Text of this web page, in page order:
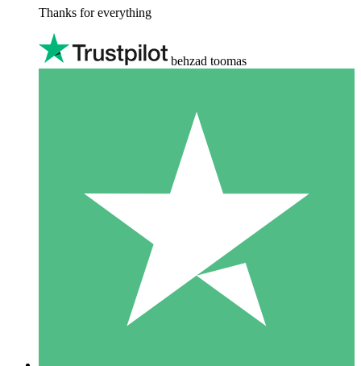
Thanks for everything
behzad toomas